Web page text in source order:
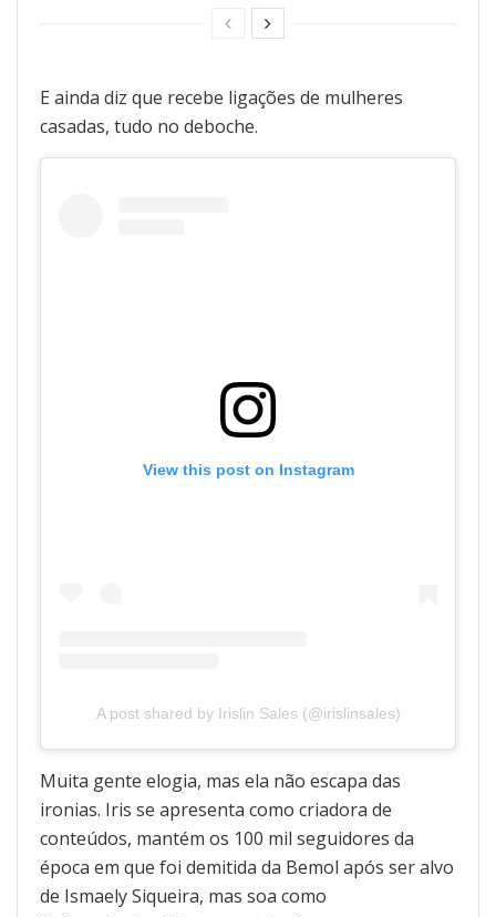
E ainda diz que recebe ligações de mulheres
casadas, tudo no deboche.
View this post on Instagram
A post shared by Irislin Sales (@irislinsales)
Muita gente elogia, mas ela não escapa das
ironias. Iris se apresenta como criadora de
conteúdos, mantém os 100 mil seguidores da
época em que foi demitida da Bemol após ser alvo
de Ismaely Siqueira, mas soa como